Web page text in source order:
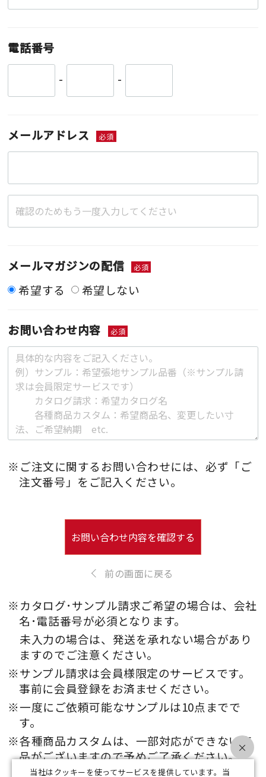
電話番号
-
-
メールアドレス 必須
メールマガジンの配信 必須
希望する 希望しない
お問い合わせ内容 必須
※ご注文に関するお問い合わせには、必ず「ご
注文番号」をご記入ください。
前の画面に戻る
お問い合わせ内容を確認する
※カタログ･サンプル請求ご希望の場合は、会社
名･電話番号が必須となります。
未入力の場合は、発送を承れない場合があり
ますのでご注意ください。
※サンプル請求は会員様限定のサービスです。
事前に会員登録をお済ませください。
※一度にご依頼可能なサンプルは10点までで
す。
※各種商品カスタムは、一部対応ができない商
品がございますので予めご了承ください。
当社はクッキーを使ってサービスを提供しています。当
×